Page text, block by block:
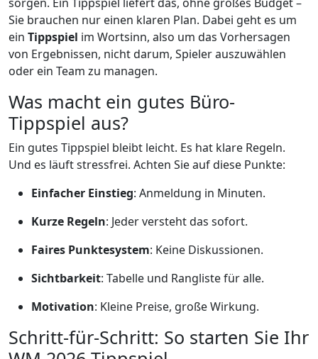
Sie brauchen nur einen klaren Plan. Dabei geht es um
ein Tippspiel im Wortsinn, also um das Vorhersagen
von Ergebnissen, nicht darum, Spieler auszuwählen
oder ein Team zu managen.
Was macht ein gutes Büro-
Tippspiel aus?
Ein gutes Tippspiel bleibt leicht. Es hat klare Regeln.
Und es läuft stressfrei. Achten Sie auf diese Punkte:
Einfacher Einstieg: Anmeldung in Minuten.
Kurze Regeln: Jeder versteht das sofort.
Faires Punktesystem: Keine Diskussionen.
Sichtbarkeit: Tabelle und Rangliste für alle.
Motivation: Kleine Preise, große Wirkung.
Schritt-für-Schritt: So starten Sie Ihr